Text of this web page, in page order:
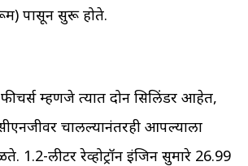
पासून सुरू होते.
म्हणजे त्यात दोन सिलिंडर आहेत,
चालल्यानंतरही आपल्याला
1.2-लीटर रेव्होट्रॉन इंजिन सुमारे 26.99